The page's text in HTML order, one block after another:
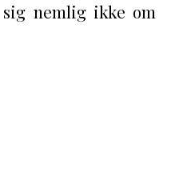
nemlig ikke om